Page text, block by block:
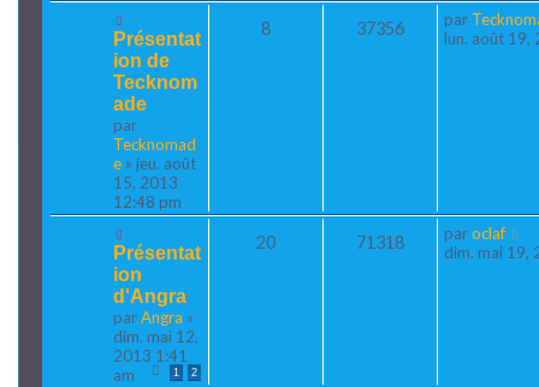
Présentat
ion de
Tecknom
ade
par
Tecknomad
e » jeu. août
15, 2013
12:48 pm
8 37356 par
lun. août 19,
Présentat
ion
d'Angra
parAngra »
dim. mai 12,
2013 1:41
am
1 2
20 71318 paroclaf
dim. mai 19,